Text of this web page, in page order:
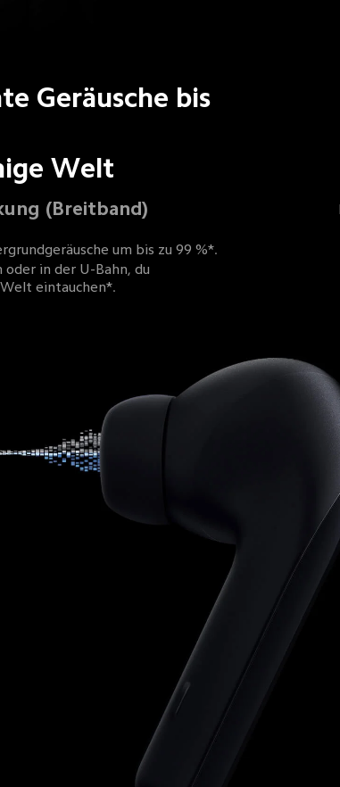
Geräusche bis
Welt
(Breitband)
um bis zu 99 %*.
in der U-Bahn, du
eintauchen*.